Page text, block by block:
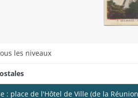
les niveaux
: place de l'Hôtel de Ville (de la